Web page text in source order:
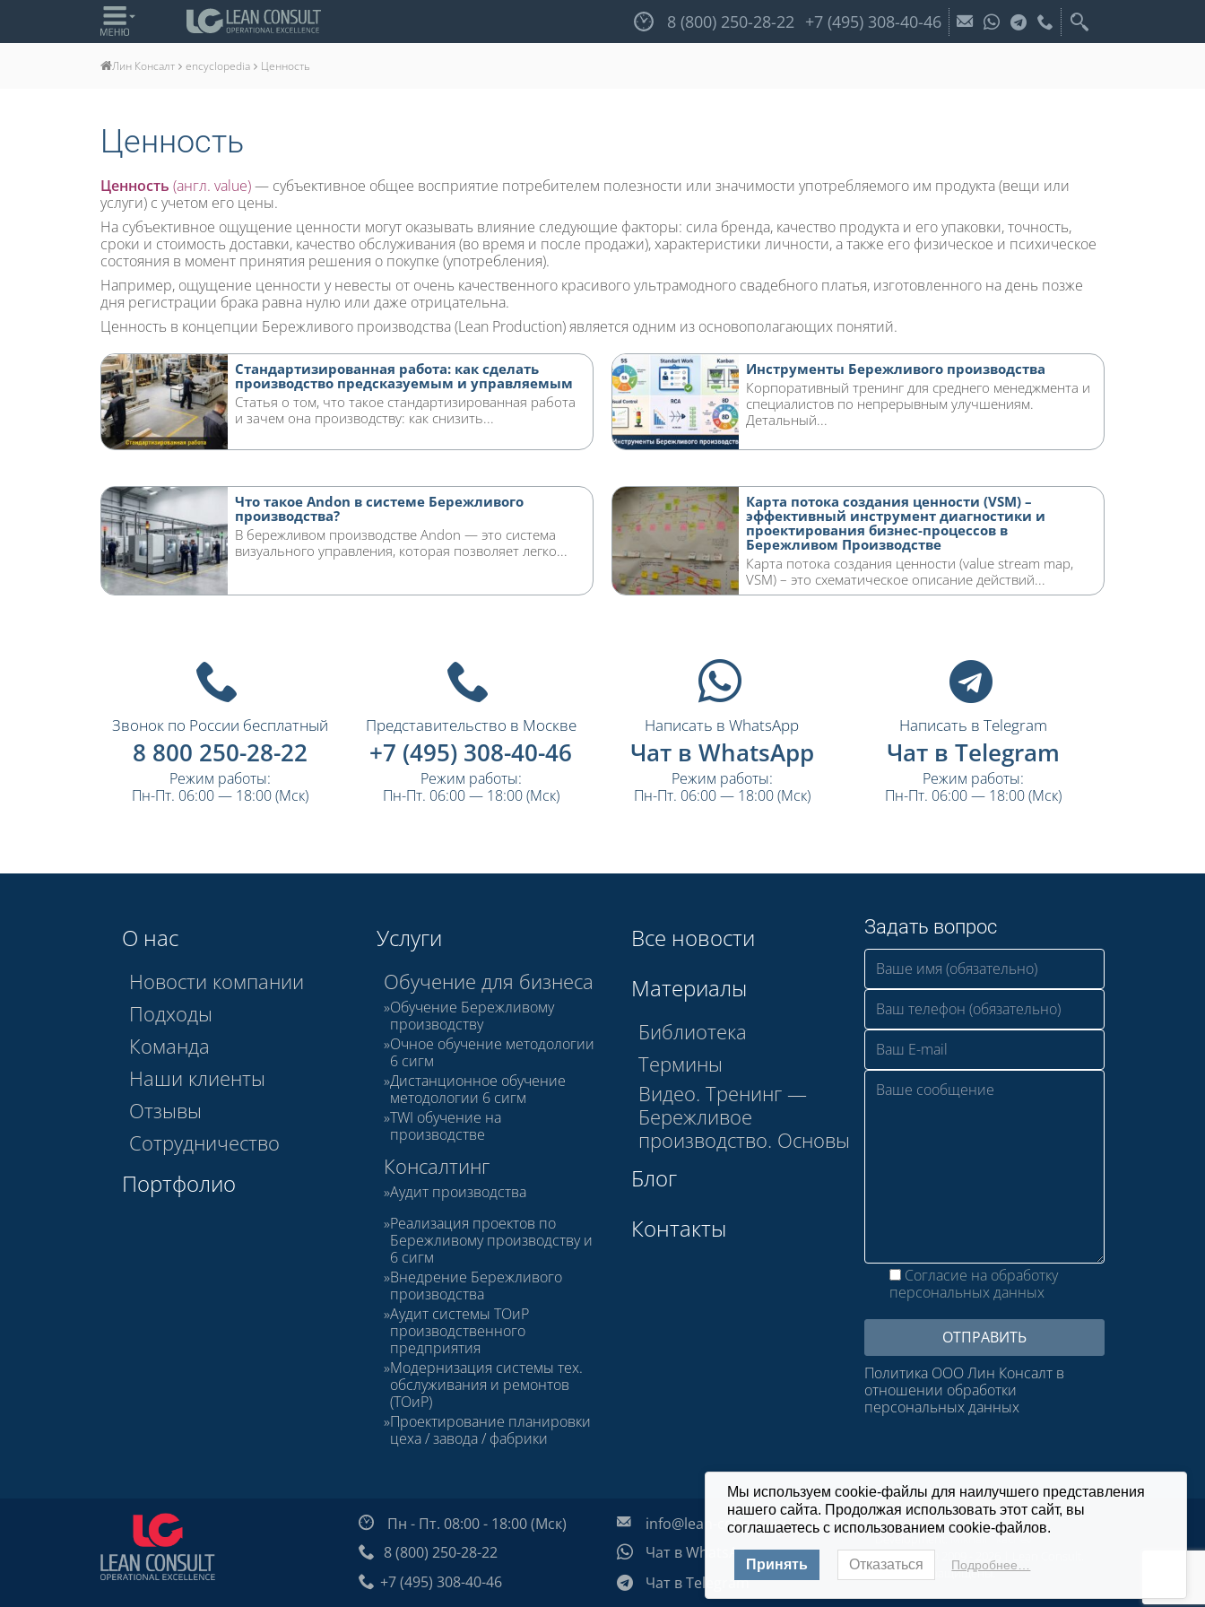
8 (800) 250-28-22 +7 (495) 308-40-46
Лин Консалт encyclopedia Ценность
Ценность
Ценность (англ. value)— субъективное общее восприятие потребителем полезности или значимости употребляемого им продукта (вещи или
услуги) с учетом его цены.
На субъективное ощущение ценности могут оказывать влияние следующие факторы: сила бренда, качество продукта и его упаковки, точность,
сроки и стоимость доставки, качество обслуживания (во время и после продажи), характеристики личности, а также его физическое и психическое
состояния в момент принятия решения о покупке (употребления).
Например, ощущение ценности у невесты от очень качественного красивого ультрамодного свадебного платья, изготовленного на день позже
дня регистрации брака равна нулю или даже отрицательна.
Ценность в концепции Бережливого производства (Lean Production) является одним из основополагающих понятий.
Стандартизированная работа: как сделать
производство предсказуемым и управляемым
Статья о том, что такое стандартизированная работа
и зачем она производству: как снизить...
Инструменты Бережливого производства
Корпоративный тренинг для среднего менеджмента и
специалистов по непрерывным улучшениям.
Детальный...
Что такое Andon в системе Бережливого
производства?
В бережливом производстве Andon — это система
визуального управления, которая позволяет легко...
Карта потока создания ценности (VSM) –
эффективный инструмент диагностики и
проектирования бизнес-процессов в
Бережливом Производстве
Карта потока создания ценности (value stream map,
VSM) – это схематическое описание действий...
Звонок по России бесплатный
8 800 250-28-22
Режим работы:
Пн-Пт. 06:00 — 18:00 (Мск)
Представительство в Москве
+7 (495) 308-40-46
Режим работы:
Пн-Пт. 06:00 — 18:00 (Мск)
Написать в WhatsApp
Чат в WhatsApp
Режим работы:
Пн-Пт. 06:00 — 18:00 (Мск)
Написать в Telegram
Чат в Telegram
Режим работы:
Пн-Пт. 06:00 — 18:00 (Мск)
О нас
Новости компании
Подходы
Команда
Наши клиенты
Отзывы
Сотрудничество
Портфолио
Услуги
Обучение для бизнеса
Обучение Бережливому
производству
Очное обучение методологии
6 сигм
Дистанционное обучение
методологии 6 сигм
TWI обучение на
производстве
Консалтинг
Аудит производства
Реализация проектов по
Бережливому производству и
6 сигм
Внедрение Бережливого
производства
Аудит системы ТОиР
производственного
предприятия
Модернизация системы тех.
обслуживания и ремонтов
(ТОиР)
Проектирование планировки
цеха / завода / фабрики
Все новости
Материалы
Библиотека
Термины
Видео. Тренинг —
Бережливое
производство. Основы
Блог
Контакты
Задать вопрос
Согласие на обработку
персональных данных
Политика ООО Лин Консалт в
отношении обработки
персональных данных
Пн - Пт. 08:00 - 18:00 (Мск)
8 (800) 250-28-22
+7 (495) 308-40-46
info@lean-consult.ru
Чат в WhatsApp
Чат в Telegram
Design: Alexei Utkin
Mikhail Tkachev
Copyright © 2009 - 2026 | Lean Consult.
Все права защищены.
Мы используем cookie-файлы для наилучшего представления
нашего сайта. Продолжая использовать этот сайт, вы
соглашаетесь с использованием cookie-файлов.
Принять Отказаться Подробнее…